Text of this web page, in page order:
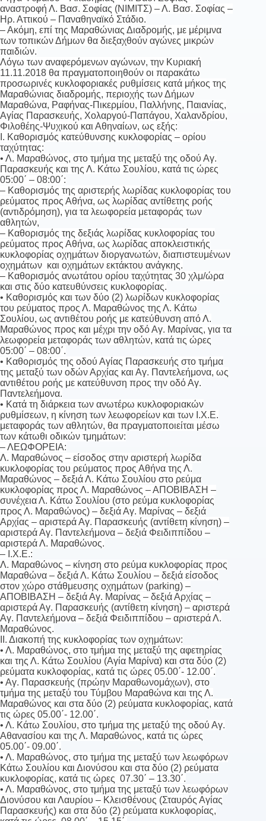
αναστροφή Λ. Βασ. Σοφίας (ΝΙΜΙΤΣ) – Λ. Βασ. Σοφίας –
Ηρ. Αττικού – Παναθηναϊκό Στάδιο.
– Ακόμη, επί της Μαραθώνιας Διαδρομής, με μέριμνα
των τοπικών Δήμων θα διεξαχθούν αγώνες μικρών
παιδιών.
Λόγω των αναφερόμενων αγώνων, την Κυριακή
11.11.2018 θα πραγματοποιηθούν οι παρακάτω
προσωρινές κυκλοφοριακές ρυθμίσεις κατά μήκος της
Μαραθώνιας διαδρομής, περιοχής των Δήμων
Μαραθώνα, Ραφήνας-Πικερμίου, Παλλήνης, Παιανίας,
Αγίας Παρασκευής, Χολαργού-Παπάγου, Χαλανδρίου,
Φιλοθέης-Ψυχικού και Αθηναίων, ως εξής:
Ι. Καθορισμός κατεύθυνσης κυκλοφορίας – ορίου
ταχύτητας:
• Λ. Μαραθώνος, στο τμήμα της μεταξύ της οδού Αγ.
Παρασκευής και της Λ. Κάτω Σουλίου, κατά τις ώρες
05:00΄ – 08:00΄:
– Καθορισμός της αριστερής λωρίδας κυκλοφορίας του
ρεύματος προς Αθήνα, ως λωρίδας αντίθετης ροής
(αντιδρόμηση), για τα λεωφορεία μεταφοράς των
αθλητών,
– Καθορισμός της δεξιάς λωρίδας κυκλοφορίας του
ρεύματος προς Αθήνα, ως λωρίδας αποκλειστικής
κυκλοφορίας οχημάτων διοργανωτών, διαπιστευμένων
οχημάτων και οχημάτων εκτάκτου ανάγκης.
– Καθορισμός ανωτάτου ορίου ταχύτητας 30 χλμ/ώρα
και στις δύο κατευθύνσεις κυκλοφορίας.
• Καθορισμός και των δύο (2) λωρίδων κυκλοφορίας
του ρεύματος προς Λ. Μαραθώνος της Λ. Κάτω
Σουλίου, ως αντιθέτου ροής με κατεύθυνση από Λ.
Μαραθώνος προς και μέχρι την οδό Αγ. Μαρίνας, για τα
λεωφορεία μεταφοράς των αθλητών, κατά τις ώρες
05:00΄ – 08:00΄.
• Καθορισμός της οδού Αγίας Παρασκευής στο τμήμα
της μεταξύ των οδών Αρχίας και Αγ. Παντελεήμονα, ως
αντιθέτου ροής με κατεύθυνση προς την οδό Αγ.
Παντελεήμονα.
• Κατά τη διάρκεια των ανωτέρω κυκλοφοριακών
ρυθμίσεων, η κίνηση των λεωφορείων και των Ι.Χ.Ε.
μεταφοράς των αθλητών, θα πραγματοποιείται μέσω
των κάτωθι οδικών τμημάτων:
– ΛΕΩΦΟΡΕΙΑ:
Λ. Μαραθώνος – είσοδος στην αριστερή λωρίδα
κυκλοφορίας του ρεύματος προς Αθήνα της Λ.
Μαραθώνος – δεξιά Λ. Κάτω Σουλίου στο ρεύμα
κυκλοφορίας προς Λ. Μαραθώνος – ΑΠΟΒΙΒΑΣΗ –
συνέχεια Λ. Κάτω Σουλίου (στο ρεύμα κυκλοφορίας
προς Λ. Μαραθώνος) – δεξιά Αγ. Μαρίνας – δεξιά
Αρχίας – αριστερά Αγ. Παρασκευής (αντίθετη κίνηση) –
αριστερά Αγ. Παντελεήμονα – δεξιά Φειδιππίδου –
αριστερά Λ. Μαραθώνος.
– Ι.Χ.Ε.:
Λ. Μαραθώνος – κίνηση στο ρεύμα κυκλοφορίας προς
Μαραθώνα – δεξιά Λ. Κάτω Σουλίου – δεξιά είσοδος
στον χώρο στάθμευσης οχημάτων (parking) –
ΑΠΟΒΙΒΑΣΗ – δεξιά Αγ. Μαρίνας – δεξιά Αρχίας –
αριστερά Αγ. Παρασκευής (αντίθετη κίνηση) – αριστερά
Αγ. Παντελεήμονα – δεξιά Φειδιππίδου – αριστερά Λ.
Μαραθώνος.
ΙΙ. Διακοπή της κυκλοφορίας των οχημάτων:
• Λ. Μαραθώνος, στο τμήμα της μεταξύ της αφετηρίας
και της Λ. Κάτω Σουλίου (Αγία Μαρίνα) και στα δύο (2)
ρεύματα κυκλοφορίας, κατά τις ώρες 05.00΄- 12.00΄.
• Αγ. Παρασκευής (πρώην Μαραθωνομάχων), στο
τμήμα της μεταξύ του Τύμβου Μαραθώνα και της Λ.
Μαραθώνος και στα δύο (2) ρεύματα κυκλοφορίας, κατά
τις ώρες 05.00΄- 12.00΄.
• Λ. Κάτω Σουλίου, στο τμήμα της μεταξύ της οδού Αγ.
Αθανασίου και της Λ. Μαραθώνος, κατά τις ώρες
05.00΄- 09.00΄.
• Λ. Μαραθώνος, στο τμήμα της μεταξύ των λεωφόρων
Κάτω Σουλίου και Διονύσου και στα δύο (2) ρεύματα
κυκλοφορίας, κατά τις ώρες 07.30΄ – 13.30΄.
• Λ. Μαραθώνος, στο τμήμα της μεταξύ των λεωφόρων
Διονύσου και Λαυρίου – Κλεισθένους (Σταυρός Αγίας
Παρασκευής) και στα δύο (2) ρεύματα κυκλοφορίας,